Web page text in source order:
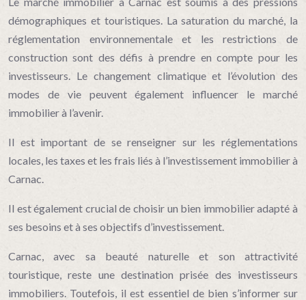
démographiques et touristiques. La saturation du marché, la
réglementation environnementale et les restrictions de
construction sont des défis à prendre en compte pour les
investisseurs. Le changement climatique et l’évolution des
modes de vie peuvent également influencer le marché
immobilier à l’avenir.
Il est important de se renseigner sur les réglementations
locales, les taxes et les frais liés à l’investissement immobilier à
Carnac.
Il est également crucial de choisir un bien immobilier adapté à
ses besoins et à ses objectifs d’investissement.
Carnac, avec sa beauté naturelle et son attractivité
touristique, reste une destination prisée des investisseurs
immobiliers. Toutefois, il est essentiel de bien s’informer sur